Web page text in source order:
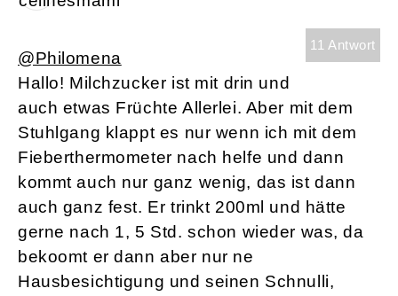
11 Antwort
@Philomena
Hallo! Milchzucker ist mit drin und
auch etwas Früchte Allerlei. Aber mit dem
Stuhlgang klappt es nur wenn ich mit dem
Fieberthermometer nach helfe und dann
kommt auch nur ganz wenig, das ist dann
auch ganz fest. Er trinkt 200ml und hätte
gerne nach 1, 5 Std. schon wieder was, da
bekoomt er dann aber nur ne
Hausbesichtigung und seinen Schnulli,